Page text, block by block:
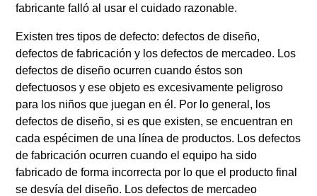
fabricante falló al usar el cuidado razonable.
Existen tres tipos de defecto: defectos de diseño,
defectos de fabricación y los defectos de mercadeo. Los
defectos de diseño ocurren cuando éstos son
defectuosos y ese objeto es excesivamente peligroso
para los niños que juegan en él. Por lo general, los
defectos de diseño, si es que existen, se encuentran en
cada espécimen de una línea de productos. Los defectos
de fabricación ocurren cuando el equipo ha sido
fabricado de forma incorrecta por lo que el producto final
se desvía del diseño. Los defectos de mercadeo